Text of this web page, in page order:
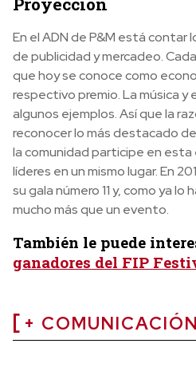
En el ADN de P&M está contar
de publicidad y mercadeo.
que hoy se conoce como
respectivo premio. La música y
algunos ejemplos. Así que la
reconocer lo más destacado
la comunidad participe en esta
líderes en un mismo lugar. En
su gala número 11 y, como ya
mucho más que un evento.
También le puede
ganadores del FIP
+ COMUNICACIÓN